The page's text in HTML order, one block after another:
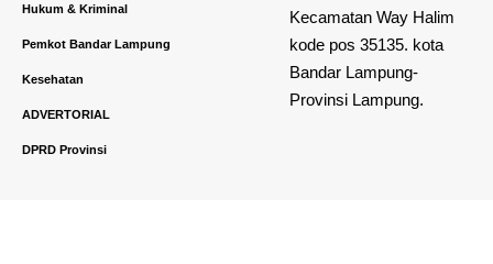
Hukum & Kriminal
Pemkot Bandar Lampung
Kesehatan
ADVERTORIAL
DPRD Provinsi
Kecamatan Way Halim
kode pos 35135. kota
Bandar Lampung-
Provinsi Lampung.